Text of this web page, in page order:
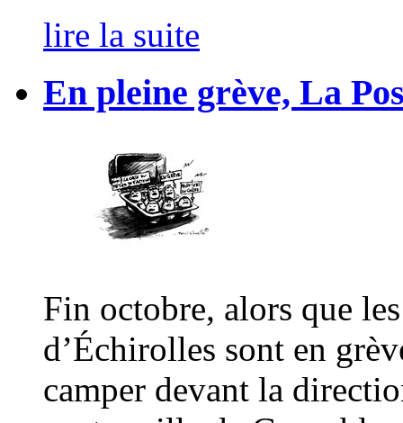
lire la suite
En pleine grève, La
Fin octobre, alors que
d’Échirolles sont en
camper devant la